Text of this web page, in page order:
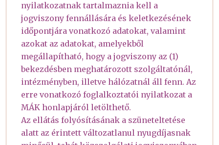
nyilatkozatnak tartalmaznia kell a
jogviszony fennállására és keletkezésének
időpontjára vonatkozó adatokat, valamint
azokat az adatokat, amelyekből
megállapítható, hogy a jogviszony az (1)
bekezdésben meghatározott szolgáltatónál,
intézményben, illetve hálózatnál áll fenn. Az
erre vonatkozó foglalkoztatói nyilatkozat a
MÁK honlapjáról letölthető.
Az ellátás folyósításának a szüneteltetése
alatt az érintett változatlanul nyugdíjasnak